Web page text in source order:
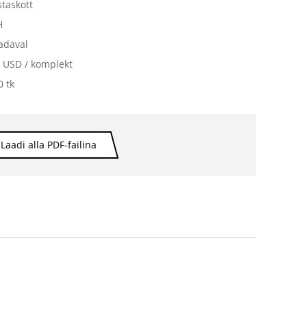
USD / komplekt
tk
Laadi alla PDF-failina